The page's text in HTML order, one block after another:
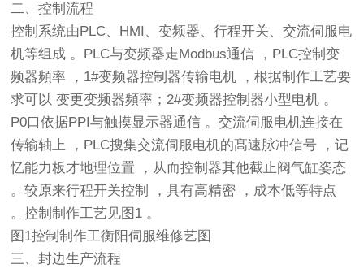
二、控制流程
控制系统由PLC、HMI、变频器、行程开关、交流伺服电
机等组成 。PLC与变频器走Modbus通信 ，PLC控制变
频器頻率 ，1#变频器控制器传输电机 ，根据制作工艺要
求可以 变更变频器頻率；2#变频器控制器小型电机 。
P0口依据PPI与触摸显示器通信 。交流伺服电机连接在
传输轴上 ，PLC搜集交流伺服电机的髙速脉冲信号 ，记
忆能力板才地理位置 ，从而控制器其他截止阀气缸姿态
。较原来行程开关控制 ，具有高精密 ，成本低等特点
。控制制作工艺见图1 。
图1控制制作工衡阳伺服维修艺图
三、封边生产流程